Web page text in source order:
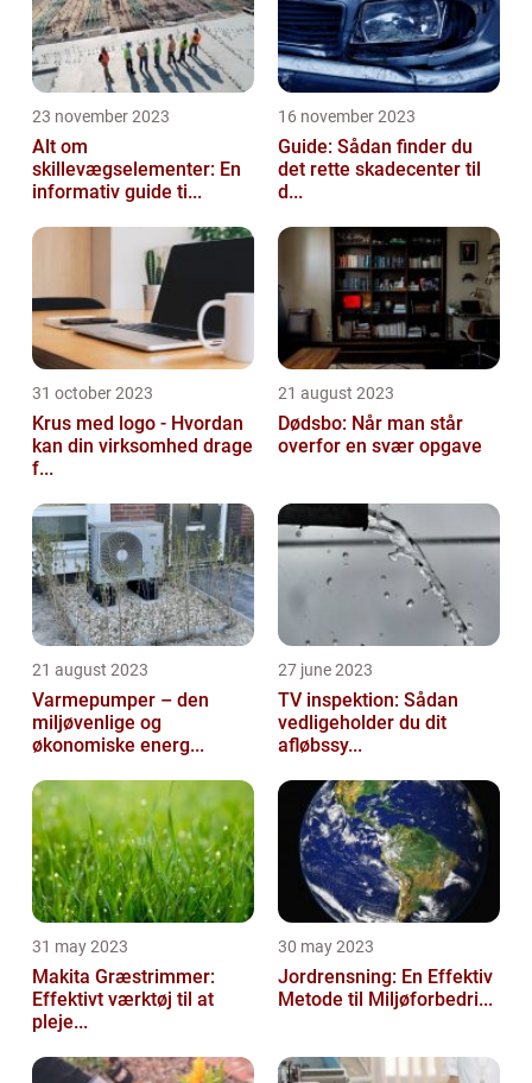
23 november 2023
Alt om
skillevægselementer: En
informativ guide ti...
16 november 2023
Guide: Sådan finder du
det rette skadecenter til
d...
31 october 2023
Krus med logo - Hvordan
kan din virksomhed drage
f...
21 august 2023
Dødsbo: Når man står
overfor en svær opgave
21 august 2023
Varmepumper – den
miljøvenlige og
økonomiske energ...
27 june 2023
TV inspektion: Sådan
vedligeholder du dit
afløbssy...
31 may 2023
Makita Græstrimmer:
Effektivt værktøj til at
pleje...
30 may 2023
Jordrensning: En Effektiv
Metode til Miljøforbedri...